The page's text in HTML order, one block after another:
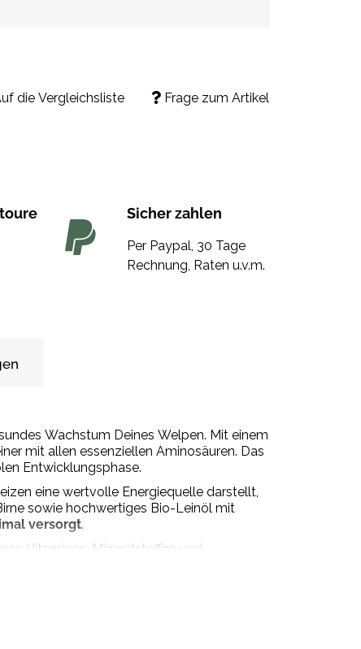
Frage zum Artikel
die Vergleichsliste
Sicher zahlen
Per Paypal, 30 Tage
Rechnung, Raten u.v.m.
Wachstum Deines Welpen. Mit einem
mit allen essenziellen Aminosäuren. Das
Entwicklungsphase.
eine wertvolle Energiequelle darstellt,
sowie hochwertiges Bio-Leinöl mit
versorgt.
Vitaminen, Mineralstoffen und
ein vitales und glückliches Hundeleben.